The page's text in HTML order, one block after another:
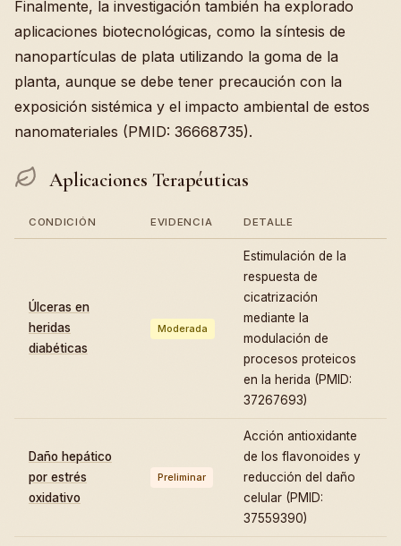
Finalmente, la investigación también ha explorado
aplicaciones biotecnológicas, como la síntesis de
nanopartículas de plata utilizando la goma de la
planta, aunque se debe tener precaución con la
exposición sistémica y el impacto ambiental de estos
nanomateriales (PMID: 36668735).
Aplicaciones Terapéuticas
CONDICIÓN EVIDENCIA DETALLE
Úlceras en
heridas
diabéticas
Moderada
Estimulación de la
respuesta de
cicatrización
mediante la
modulación de
procesos proteicos
en la herida (PMID:
37267693)
Daño hepático
por estrés
oxidativo
Preliminar
Acción antioxidante
de los flavonoides y
reducción del daño
celular (PMID:
37559390)